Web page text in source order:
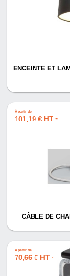
ENCEINTE ET
À partir de
101,19 € HT *
CÂBLE DE
À partir de
70,66 € HT *